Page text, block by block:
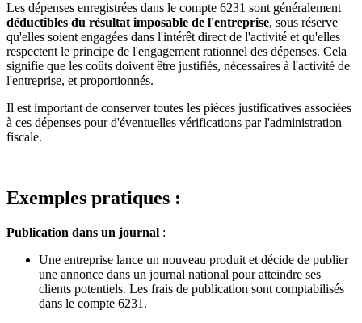
Les dépenses enregistrées dans le compte 6231 sont généralement
déductibles du résultat imposable de l'entreprise, sous réserve
qu'elles soient engagées dans l'intérêt direct de l'activité et qu'elles
respectent le principe de l'engagement rationnel des dépenses. Cela
signifie que les coûts doivent être justifiés, nécessaires à l'activité de
l'entreprise, et proportionnés.
Il est important de conserver toutes les pièces justificatives associées
à ces dépenses pour d'éventuelles vérifications par l'administration
fiscale.
Exemples pratiques :
Publication dans un journal :
Une entreprise lance un nouveau produit et décide de publier
une annonce dans un journal national pour atteindre ses
clients potentiels. Les frais de publication sont comptabilisés
dans le compte 6231.